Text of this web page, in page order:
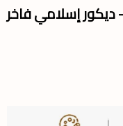
ديكور إسلامي فاخر